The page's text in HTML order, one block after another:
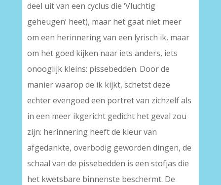
deel uit van een cyclus die ‘Vluchtig
geheugen’ heet), maar het gaat niet meer
om een herinnering van een lyrisch ik, maar
om het goed kijken naar iets anders, iets
onooglijk kleins: pissebedden. Door de
manier waarop de ik kijkt, schetst deze
echter evengoed een portret van zichzelf als
in een meer ikgericht gedicht het geval zou
zijn: herinnering heeft de kleur van
afgedankte, overbodig geworden dingen, de
schaal van de pissebedden is een stofjas die
het kwetsbare binnenste beschermt. De